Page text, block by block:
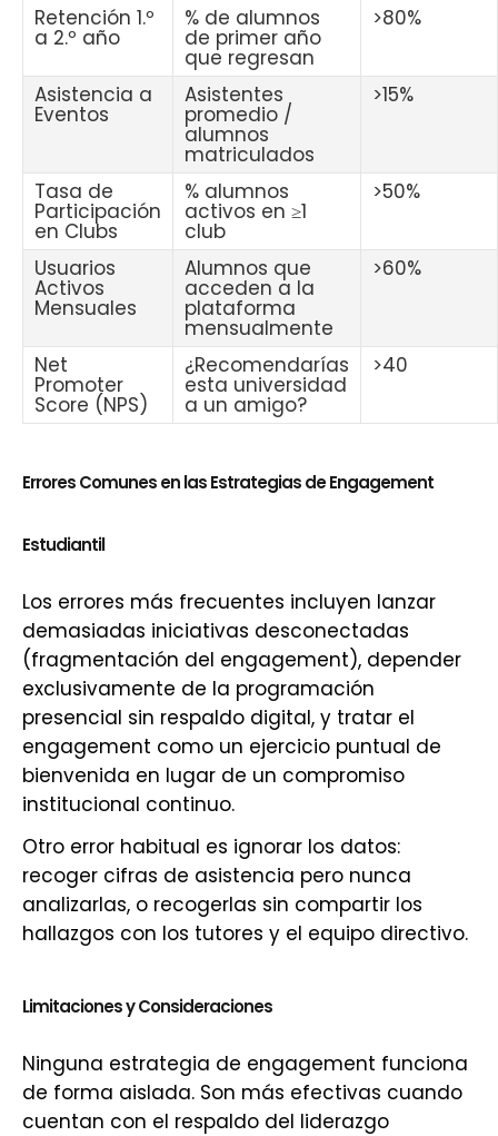
Retención 1.º
a 2.º año
% de alumnos
de primer año
que regresan
>80%
Asistencia a
Eventos
Asistentes
promedio /
alumnos
matriculados
>15%
Tasa de
Participación
en Clubs
% alumnos
activos en ≥1
club
>50%
Usuarios
Activos
Mensuales
Alumnos que
acceden a la
plataforma
mensualmente
>60%
Net
Promoter
Score (NPS)
¿Recomendarías
esta universidad
a un amigo?
>40
Errores Comunes en las Estrategias de Engagement
Estudiantil
Los errores más frecuentes incluyen lanzar
demasiadas iniciativas desconectadas
(fragmentación del engagement), depender
exclusivamente de la programación
presencial sin respaldo digital, y tratar el
engagement como un ejercicio puntual de
bienvenida en lugar de un compromiso
institucional continuo.
Otro error habitual es ignorar los datos:
recoger cifras de asistencia pero nunca
analizarlas, o recogerlas sin compartir los
hallazgos con los tutores y el equipo directivo.
Limitaciones y Consideraciones
Ninguna estrategia de engagement funciona
de forma aislada. Son más efectivas cuando
cuentan con el respaldo del liderazgo